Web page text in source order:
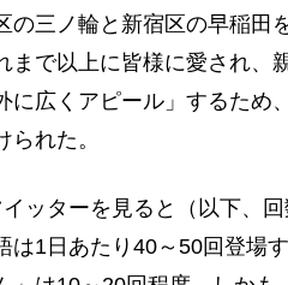
の三ノ輪と新宿区の早稲田
まで以上に皆様に愛され、
に広くアピール」するため
られた。
ッターを見ると（以下、
は1日あたり40～50回登場